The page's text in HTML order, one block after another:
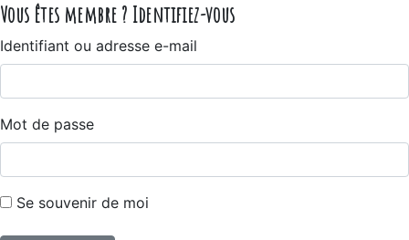
Vous êtes membre ? Identifiez-vous
Identifiant ou adresse e-mail
Mot de passe
Se souvenir de moi